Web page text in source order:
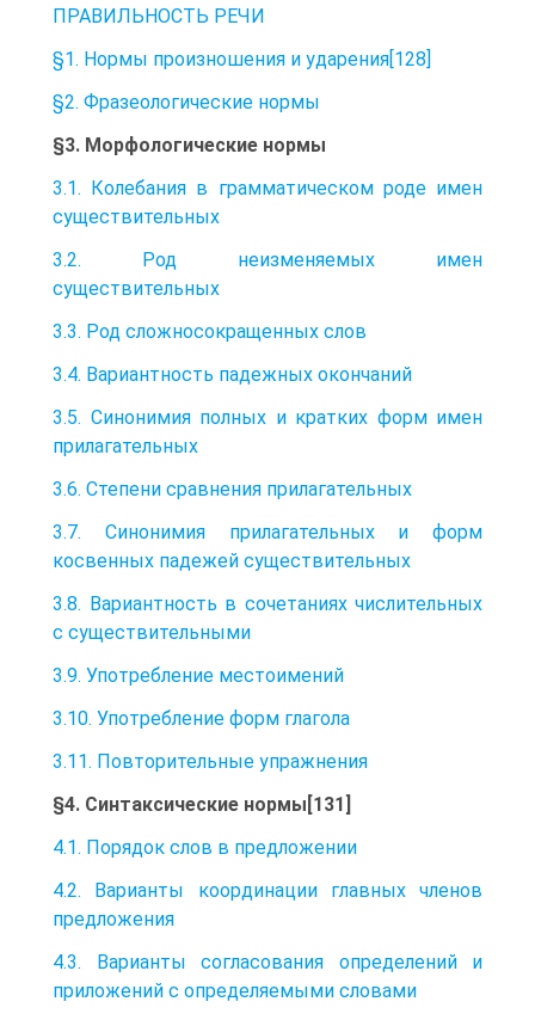
ПРАВИЛЬНОСТЬ РЕЧИ
§1. Нормы произношения и ударения[128]
§2. Фразеологические нормы
§3. Морфологические нормы
3.1. Колебания в грамматическом роде имен
существительных
3.2. Род неизменяемых имен
существительных
3.3. Род сложносокращенных слов
3.4. Вариантность падежных окончаний
3.5. Синонимия полных и кратких форм имен
прилагательных
3.6. Степени сравнения прилагательных
3.7. Синонимия прилагательных и форм
косвенных падежей существительных
3.8. Вариантность в сочетаниях числительных
с существительными
3.9. Употребление местоимений
3.10. Употребление форм глагола
3.11. Повторительные упражнения
§4. Синтаксические нормы[131]
4.1. Порядок слов в предложении
4.2. Варианты координации главных членов
предложения
4.3. Варианты согласования определений и
приложений с определяемыми словами